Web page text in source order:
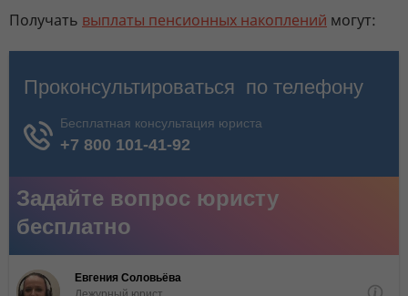
Получать выплаты пенсионных накоплений могут: